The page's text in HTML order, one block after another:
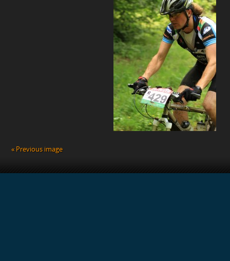
« Previous image